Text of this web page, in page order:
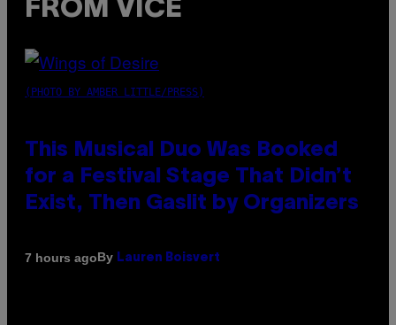
FROM VICE
(PHOTO BY AMBER LITTLE/PRESS)
This Musical Duo Was Booked
for a Festival Stage That Didn’t
Exist, Then Gaslit by Organizers
7 hours agoBy Lauren Boisvert